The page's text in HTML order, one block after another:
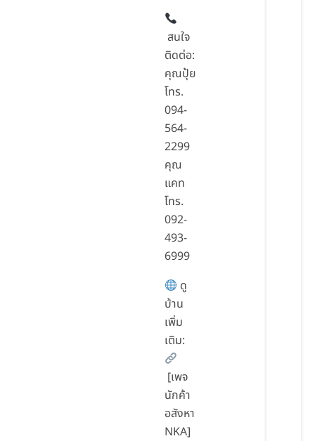
สนใจ
ติดต่อ:
คุณปุ้ย
โทร.
094-
564-
2299
คุณ
แคท
โทร.
092-
493-
6999
ดู
บ้าน
เพิ่ม
เติม:
[เพจ
นักค้า
อสังหา
NKA]